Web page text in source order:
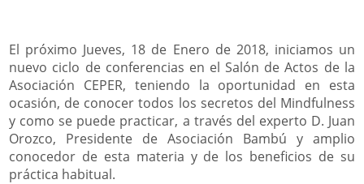
El próximo Jueves, 18 de Enero de 2018, iniciamos un
nuevo ciclo de conferencias en el Salón de Actos de la
Asociación CEPER, teniendo la oportunidad en esta
ocasión, de conocer todos los secretos del Mindfulness
y como se puede practicar, a través del experto D. Juan
Orozco, Presidente de Asociación Bambú y amplio
conocedor de esta materia y de los beneficios de su
práctica habitual.